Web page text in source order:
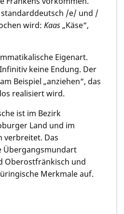
/e/ und /
wird: Kaas„Käse“,
Eigenart.
keine Endung. Der
Beispiel „anziehen“, das
realisiert wird.
ist im Bezirk
Land und im
verbreitet. Das
Übergangsmundart
Oberostfränkisch und
Merkmale auf.